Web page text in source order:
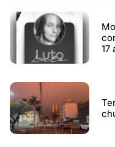
17